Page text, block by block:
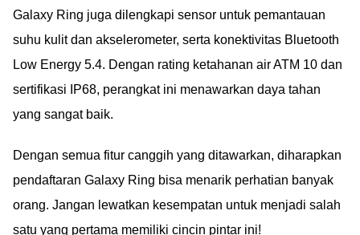
Galaxy Ring juga dilengkapi sensor untuk pemantauan
suhu kulit dan akselerometer, serta konektivitas Bluetooth
Low Energy 5.4. Dengan rating ketahanan air ATM 10 dan
sertifikasi IP68, perangkat ini menawarkan daya tahan
yang sangat baik.
Dengan semua fitur canggih yang ditawarkan, diharapkan
pendaftaran Galaxy Ring bisa menarik perhatian banyak
orang. Jangan lewatkan kesempatan untuk menjadi salah
satu yang pertama memiliki cincin pintar ini!